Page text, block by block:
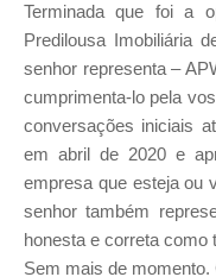
Terminada que foi a
Predilousa Imobiliária
senhor representa –
cumprimenta-lo pela
conversações iniciais
em abril de 2020 e
empresa que esteja ou
senhor também
honesta e correta como
Sem mais de